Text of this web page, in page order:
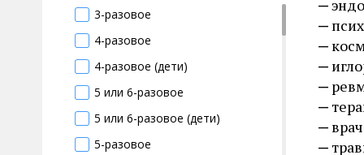
восстановительная медицина
геронтология
диетология
косметология
медицинский массаж
нетрудоспособности
3-разовое
4-разовое
4-разовое (дети)
5 или 6-разовое
5 или 6-разовое (дети)
5-разовое